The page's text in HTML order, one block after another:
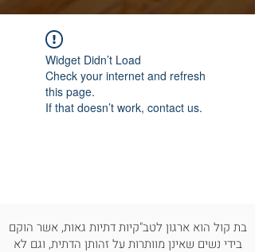
Widget Didn’t Load
Check your internet and refresh
this page.
If that doesn’t work, contact us.
בת קול הוא ארגון לטב"קיות דתיות גאות, אשר הוקם
בידי נשים שאינן מוותרות על זהותן הדתית, וגם לא